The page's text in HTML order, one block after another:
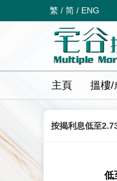
繁 / 简 / ENG
主頁 搵樓/
按揭利息低至
低